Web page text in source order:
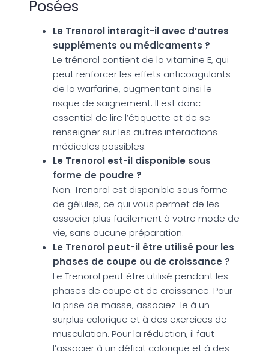
Posées
Le Trenorol interagit-il avec d’autres
suppléments ou médicaments ?
Le trénorol contient de la vitamine E, qui
peut renforcer les effets anticoagulants
de la warfarine, augmentant ainsi le
risque de saignement. Il est donc
essentiel de lire l’étiquette et de se
renseigner sur les autres interactions
médicales possibles.
Le Trenorol est-il disponible sous
forme de poudre ?
Non. Trenorol est disponible sous forme
de gélules, ce qui vous permet de les
associer plus facilement à votre mode de
vie, sans aucune préparation.
Le Trenorol peut-il être utilisé pour les
phases de coupe ou de croissance ?
Le Trenorol peut être utilisé pendant les
phases de coupe et de croissance. Pour
la prise de masse, associez-le à un
surplus calorique et à des exercices de
musculation. Pour la réduction, il faut
l’associer à un déficit calorique et à des